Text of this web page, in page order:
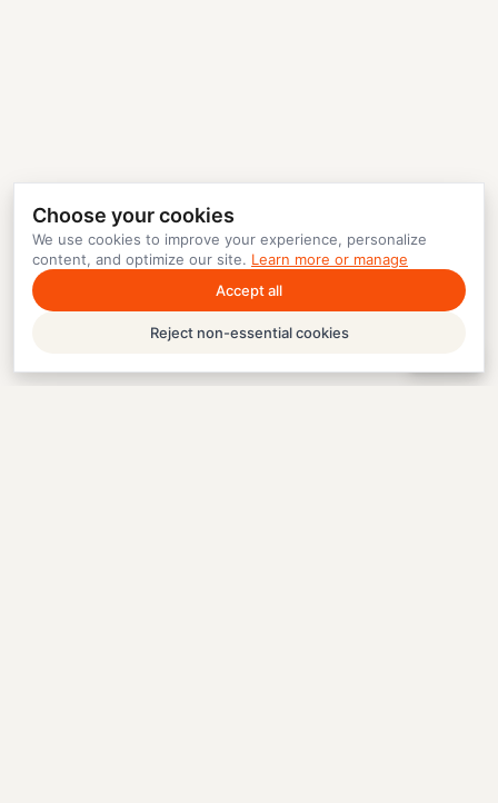
Choose your cookies
We use cookies to improve your experience, personalize
content, and optimize our site. Learn more or manage
Accept all
Reject non-essential cookies